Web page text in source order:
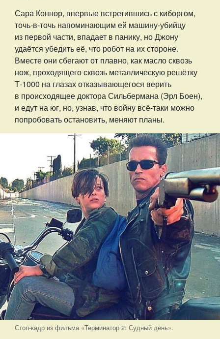
Сара Коннор, впервые встретившись с киборгом,
точь-в-точь напоминающим ей машину-убийцу
из первой части, впадает в панику, но Джону
удаётся убедить её, что робот на их стороне.
Вместе они сбегают от плавно, как масло сквозь
нож, проходящего сквозь металлическую решётку
Т-1000 на глазах отказывающегося верить
в происходящее доктора Сильбермана (Эрл Боен),
и едут на юг, но, узнав, что войну всё-таки можно
попробовать остановить, меняют планы.
Стоп-кадр из фильма «Терминатор 2: Судный день».